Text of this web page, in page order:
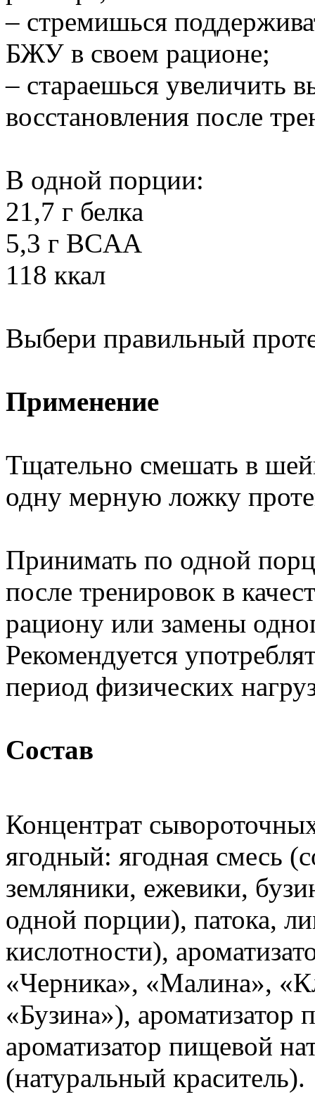
– стремишься
БЖУ в своем рационе;
– стараешься увеличить
восстановления после
В одной порции:
21,7 г белка
5,3 г BCAA
118 ккал
Выбери правильный
Применение
Тщательно смешать в
одну мерную ложку
Принимать по одной
после тренировок в
рациону или замены
Рекомендуется
период физических
Состав
Концентрат
ягодный: ягодная смесь
земляники, ежевики,
одной порции), патока,
кислотности),
«Черника», «Малина»,
«Бузина»),
ароматизатор пищевой
(натуральный краситель).